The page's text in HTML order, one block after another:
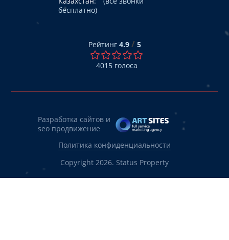
бесплатно)
Рейтинг 4.9/ 5
4015 голоса
Разработка сайтов и
seo продвижение
Политика конфиденциальности
Copyright 2026. Status Property